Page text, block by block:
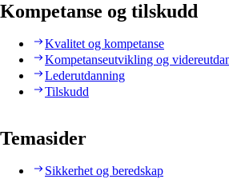
Kompetanse og tilskudd
Kvalitet og kompetanse
Kompetanseutvikling og
Lederutdanning
Tilskudd
Temasider
Sikkerhet og beredskap